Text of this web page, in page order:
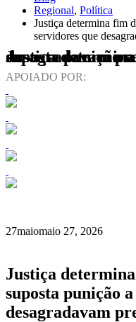
Regional, Política
Justiça determina fim
servidores que
Justiça determina fim do ‘banquinho’, suposta
APOIADO POR:
27maiomaio 27, 2026
Justiça
suposta punição
desagradavam